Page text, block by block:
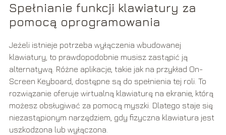
Spełnianie funkcji klawiatury za
pomocą oprogramowania
Jeżeli istnieje potrzeba wyłączenia wbudowanej
klawiatury, to prawdopodobnie musisz zastąpić ją
alternatywą. Różne aplikacje, takie jak na przykład On-
Screen Keyboard, dostępne są do spełnienia tej roli. To
rozwiązanie oferuje wirtualną klawiaturę na ekranie, którą
możesz obsługiwać za pomocą myszki. Dlatego staje się
niezastąpionym narzędziem, gdy fizyczna klawiatura jest
uszkodzona lub wyłączona.